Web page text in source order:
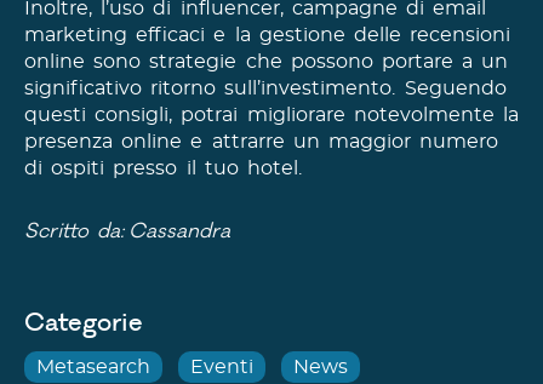
Inoltre, l’uso di influencer, campagne di email
marketing efficaci e la gestione delle recensioni
online sono strategie che possono portare a un
significativo ritorno sull’investimento. Seguendo
questi consigli, potrai migliorare notevolmente la
presenza online e attrarre un maggior numero
di ospiti presso il tuo hotel.
Scritto da: Cassandra
Categorie
Metasearch Eventi News